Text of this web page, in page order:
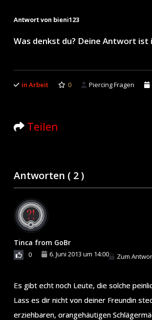
Antwort von bieni123
Was denkst du? Deine Antwort
in Arbeit 0 Piercing Fragen
Teilen
Antworten ( 2)
Tinca from GoBr
0 6. Juni 2013 um 14:00 Zum
Es gibt echt noch Leute, die solche
Lass es dir nicht von deiner Freundin
erziehbaren, orangehäutigen